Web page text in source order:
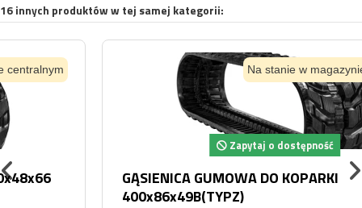
16 innych produktów w tej samej kategorii:
Na stanie w magazynie centralnym
Zapytaj o dostępność
GĄSIENICA GUMOWA DO KOPARKI
400x86x49B(TYPZ)